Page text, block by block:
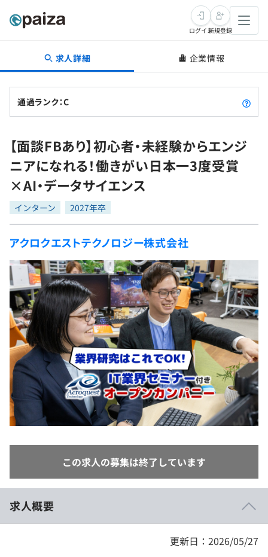
転職・キャリア
転職成功ガイド
転職エージェント
インタビュー
転職成功ガイド
新卒就活
求人検索
本選考
インターン
新卒エージェント
イベント・セミナー
インタビュー
就活成功ガイド
学習
問題集
4択課題
ナレッジ
リファレンス
プラン
個人向けプラン
法人向けプラン
学校向けプラン
プログラミング言語
評価結果一覧
再チャレンジ結果一覧
ゲーム・マンガ
Tech Team Journal
paiza times
note
paizaとは？
ログイン新規登録
求人詳細 企業情報
通過ランク：C
【面談FBあり】初心者・未経験からエンジ
ニアになれる！働きがい日本一3度受賞
×AI・データサイエンス
インターン 2027年卒
アクロクエストテクノロジー株式会社
この求人の募集は終了しています
求人概要
更新日：2026/05/27